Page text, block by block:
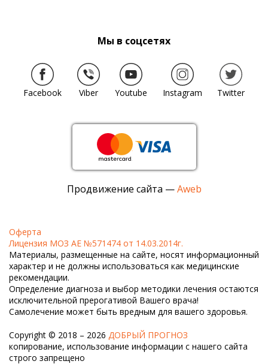
Оферта
Лицензия МОЗ АЕ №571474 от 14.03.2014г.
Материалы, размещенные на сайте, носят информационный
характер и не должны использоваться как медицинские
рекомендации.
Определение диагноза и выбор методики лечения остаются
исключительной прерогативой Вашего врача!
Самолечение может быть вредным для вашего здоровья.
Copyright © 2018 – 2026 ДОБРЫЙ ПРОГНОЗ
копирование, использование информации с нашего сайта
строго запрещено
Мы в соцсетях
Facebook Viber Youtube Instagram Twitter
Продвижение сайта —Aweb